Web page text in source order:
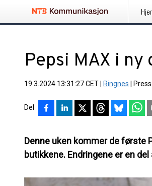
Pepsi MAX i ny
19.3.2024 13:31:27 CET Ringnes
Del
Denne uken kommer de første
butikkene. Endringene er en